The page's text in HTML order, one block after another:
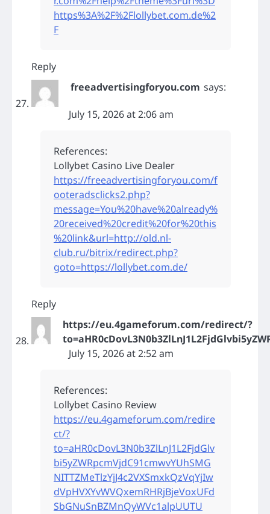
https%3A%2F%2Flollybet.com.de%2
F
Reply
freeadvertisingforyou.com says:
July 15, 2026 at 2:06 am
References:
Lollybet Casino Live Dealer
https://freeadvertisingforyou.com/f
ooteradsclicks2.php?
message=You%20have%20already%
20received%20credit%20for%20this
%20link&url=http://old.nl-
club.ru/bitrix/redirect.php?
goto=https://lollybet.com.de/
Reply
https://eu.4gameforum.com/redirect/?
July 15, 2026 at 2:52 am
References:
Lollybet Casino Review
https://eu.4gameforum.com/redire
ct/?
to=aHR0cDovL3N0b3ZlLnJ1L2FjdGlv
bi5yZWRpcmVjdC91cmwvYUhSMG
NITTZMeTlzYjJ4c2VXSmxkQzVqYjIw
dVpHVXYvWVQxemRHRjBjeVoxUFd
SbGNuSnBZMnQyWVc1alpUUTU